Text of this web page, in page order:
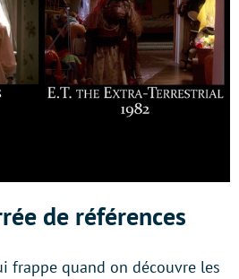
de références
frappe quand on découvre les